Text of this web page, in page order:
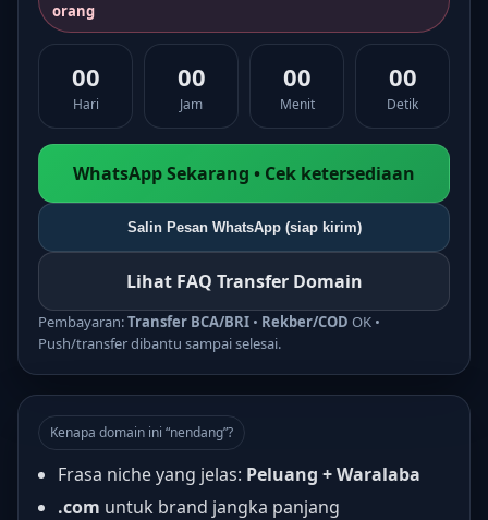
orang
00
Hari
00
Jam
00
Menit
00
Detik
WhatsApp Sekarang • Cek ketersediaan
Salin Pesan WhatsApp (siap kirim)
Lihat FAQ Transfer Domain
Pembayaran:Transfer BCA/BRI • Rekber/COD OK •
Push/transfer dibantu sampai selesai.
Kenapa domain ini “nendang”?
Frasa niche yang jelas: Peluang + Waralaba
.com untuk brand jangka panjang